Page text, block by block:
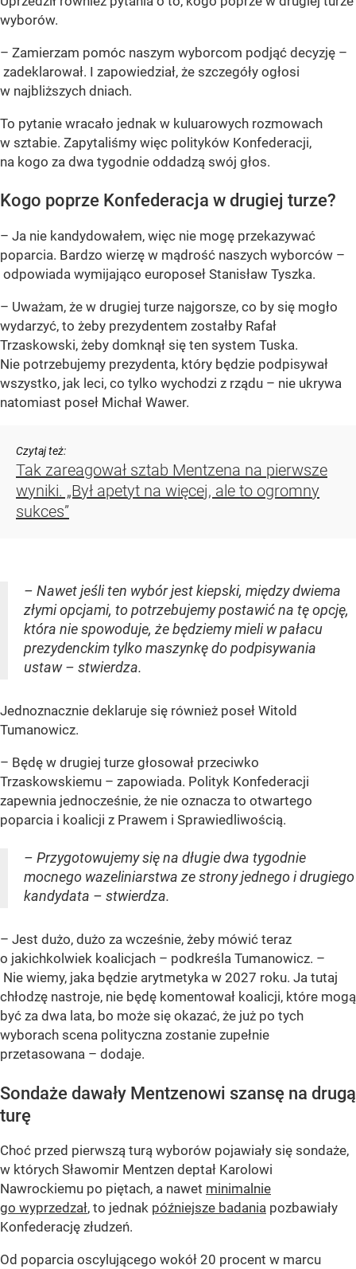
wyborów.
– Zamierzam pomóc naszym wyborcom podjąć decyzję –
zadeklarował. I zapowiedział, że szczegóły ogłosi
w najbliższych dniach.
To pytanie wracało jednak w kuluarowych rozmowach
w sztabie. Zapytaliśmy więc polityków Konfederacji,
na kogo za dwa tygodnie oddadzą swój głos.
Kogo poprze Konfederacja w drugiej turze?
– Ja nie kandydowałem, więc nie mogę przekazywać
poparcia. Bardzo wierzę w mądrość naszych wyborców –
odpowiada wymijająco europoseł Stanisław Tyszka.
– Uważam, że w drugiej turze najgorsze, co by się mogło
wydarzyć, to żeby prezydentem zostałby Rafał
Trzaskowski, żeby domknął się ten system Tuska.
Nie potrzebujemy prezydenta, który będzie podpisywał
wszystko, jak leci, co tylko wychodzi z rządu – nie ukrywa
natomiast poseł Michał Wawer.
Czytaj też:
Tak zareagował sztab Mentzena na pierwsze
wyniki. „Był apetyt na więcej, ale to ogromny
sukces”
– Nawet jeśli ten wybór jest kiepski, między dwiema
złymi opcjami, to potrzebujemy postawić na tę opcję,
która nie spowoduje, że będziemy mieli w pałacu
prezydenckim tylko maszynkę do podpisywania
ustaw – stwierdza.
Jednoznacznie deklaruje się również poseł Witold
Tumanowicz.
– Będę w drugiej turze głosował przeciwko
Trzaskowskiemu – zapowiada. Polityk Konfederacji
zapewnia jednocześnie, że nie oznacza to otwartego
poparcia i koalicji z Prawem i Sprawiedliwością.
– Przygotowujemy się na długie dwa tygodnie
mocnego wazeliniarstwa ze strony jednego i drugiego
kandydata – stwierdza.
– Jest dużo, dużo za wcześnie, żeby mówić teraz
o jakichkolwiek koalicjach – podkreśla Tumanowicz. –
Nie wiemy, jaka będzie arytmetyka w 2027 roku. Ja tutaj
chłodzę nastroje, nie będę komentował koalicji, które mogą
być za dwa lata, bo może się okazać, że już po tych
wyborach scena polityczna zostanie zupełnie
przetasowana – dodaje.
Sondaże dawały Mentzenowi szansę na drugą
turę
Choć przed pierwszą turą wyborów pojawiały się sondaże,
w których Sławomir Mentzen deptał Karolowi
Nawrockiemu po piętach, a nawet minimalnie
go wyprzedzał, to jednak późniejsze badania pozbawiały
Konfederację złudzeń.
Od poparcia oscylującego wokół 20 procent w marcu